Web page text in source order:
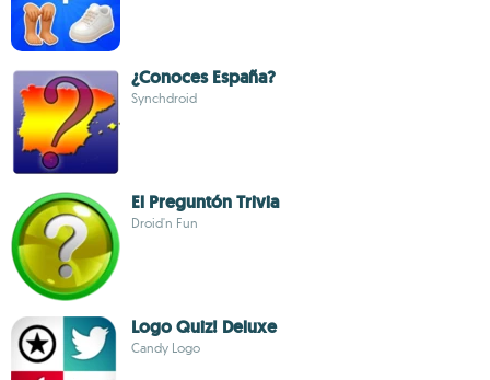
¿Conoces España?
Synchdroid
El Preguntón Trivia
Droid'n Fun
Logo Quiz! Deluxe
Candy Logo